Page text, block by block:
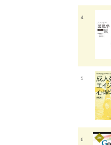
4
5
6